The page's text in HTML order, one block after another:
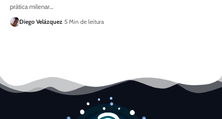
prática milenar…
Diego Velázquez 5 Min de leitura